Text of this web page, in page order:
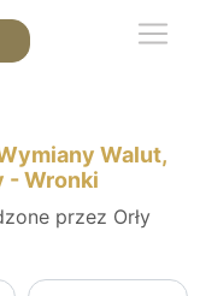
Walut,
- Wronki
przez Orły